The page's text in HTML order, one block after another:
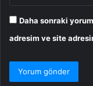
Daha sonraki
adresim ve site